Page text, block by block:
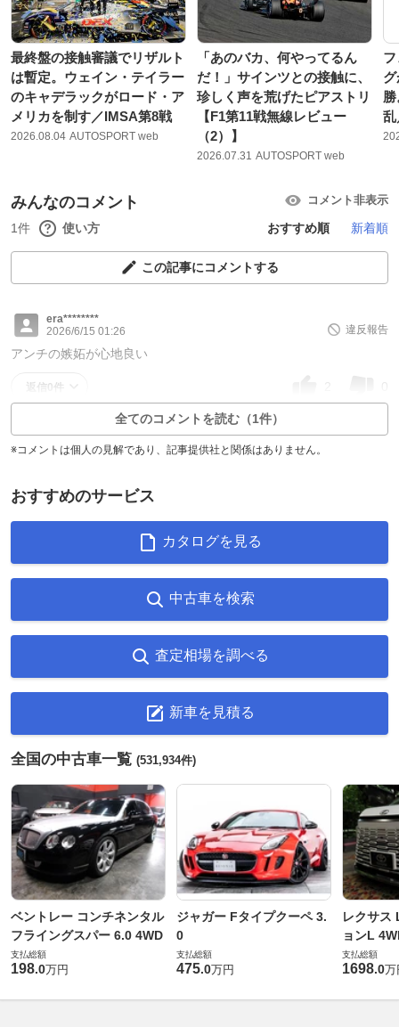
最終盤の接触審議でリザルト
は暫定。ウェイン・テイラー
のキャデラックがロード・ア
メリカを制す／IMSA第8戦
2026.08.04 AUTOSPORT web
「あのバカ、何やってるん
だ！」サインツとの接触に、
珍しく声を荒げたピアストリ
【F1第11戦無線レビュー
（2）】
2026.07.31 AUTOSPORT web
みんなのコメント コメント非表示
1件 使い方 おすすめ順 新着順
この記事にコメントする
era********
2026/6/15 01:26
違反報告
アンチの嫉妬が心地良い
返信0件
全てのコメントを読む（1件）
※コメントは個人の見解であり、記事提供社と関係はありません。
おすすめのサービス
カタログを見る
中古車を検索
査定相場を調べる
新車を見積る
全国の中古車一覧 (531,934件)
ベントレー コンチネンタル
フライングスパー 6.0 4WD
支払総額
198.0万円
ジャガー Fタイプクーペ 3.
0
支払総額
475.0万円
レクサス
ョンL
支払総額
1698.0万